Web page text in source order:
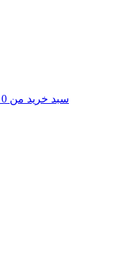
سبد خرید من 0